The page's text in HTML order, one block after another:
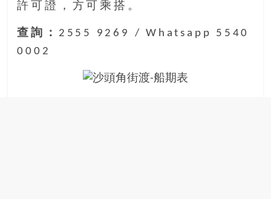
許可證，方可乘搭。
查詢： 2555 9269 / Whatsapp 5540
0002